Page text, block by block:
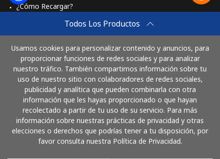
Todos Los Productos
Usamos cookies para personalizar contenido y anuncios, para
proporcionar funciones de redes sociales y para analizar
nuestro tráfico. También compartimos información sobre tu
uso de nuestro sitio con colaboradores de redes sociales,
publicidad y analítica que pueden combinarla con otra
información que les hayas proporcionado o que hayan
recolectado a partir de tu uso de su servicio. Para más
información sobre nuestras prácticas de privacidad y otras
elecciones o derechos que podrías tener a tu disposición, por
favor consulta nuestra Política de Privacidad.
¿Cómo Recargar?
Comprar
Cómo funciona
Paga con